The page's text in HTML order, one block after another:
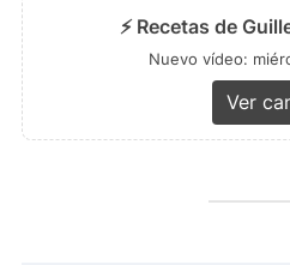
⚡ Recetas de
Nuevo vídeo:
Ver